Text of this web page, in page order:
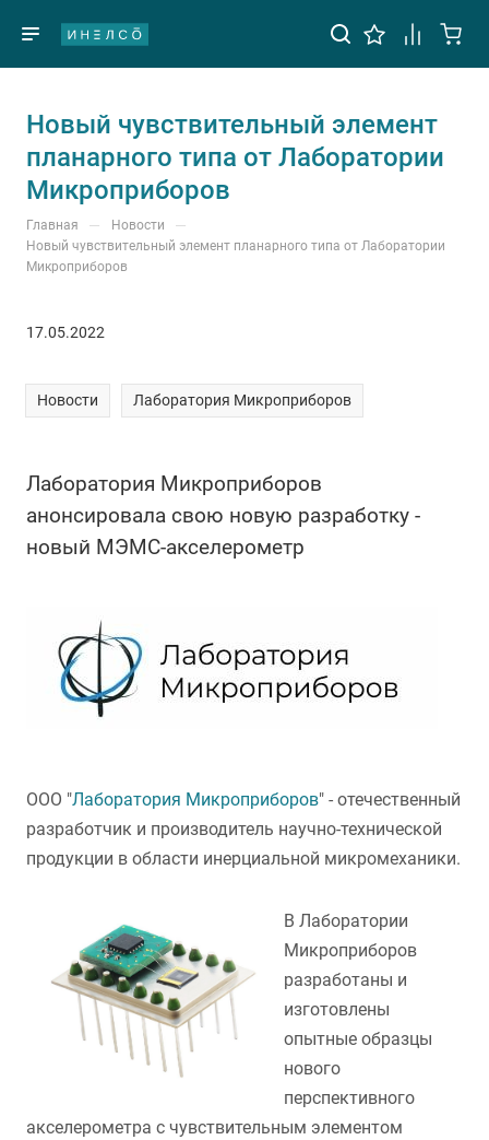
Новый чувствительный элемент
планарного типа от Лаборатории
Микроприборов
Главная — Новости —
Новый чувствительный элемент планарного типа от Лаборатории
Микроприборов
17.05.2022
Новости Лаборатория Микроприборов
Лаборатория Микроприборов
анонсировала свою новую разработку -
новый МЭМС-акселерометр
ООО "Лаборатория Микроприборов" - отечественный
разработчик и производитель научно-технической
продукции в области инерциальной микромеханики.
В Лаборатории
Микроприборов
разработаны и
изготовлены
опытные образцы
нового
перспективного
акселерометра с чувствительным элементом